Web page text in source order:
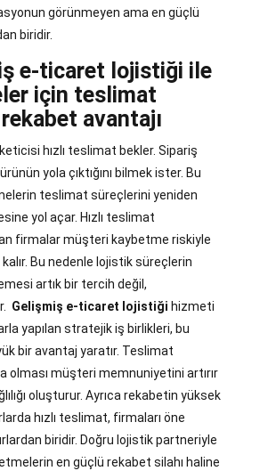
görünmeyen ama en güçlü
biridir.
e-ticaret lojistiği ile
için teslimat
rekabet avantajı
hızlı teslimat bekler. Sipariş
yola çıktığını bilmek ister. Bu
teslimat süreçlerini yeniden
yol açar. Hızlı teslimat
firmalar müşteri kaybetme riskiyle
kalır. Bu nedenle lojistik süreçlerin
artık bir tercih değil,
Gelişmiş e-ticaret lojistiği hizmeti
yapılan stratejik iş birlikleri, bu
bir avantaj yaratır. Teslimat
olması müşteri memnuniyetini artırır
oluşturur. Ayrıca rekabetin yüksek
hızlı teslimat, firmaları öne
biridir. Doğru lojistik partneriyle
en güçlü rekabet silahı haline